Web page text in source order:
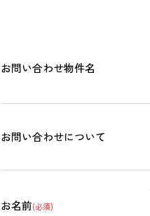
お問い合わせ物件名
お問い合わせについて
お名前(必須)